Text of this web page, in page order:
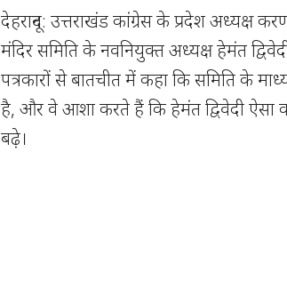
देहरादून: उत्तराखंड कांग्रेस के प्रदेश अध्यक्ष
मंदिर समिति के नवनियुक्त अध्यक्ष हेमंत
पत्रकारों से बातचीत में कहा कि समिति के
है, और वे आशा करते हैं कि हेमंत द्विवेदी ऐसा
बढ़े।